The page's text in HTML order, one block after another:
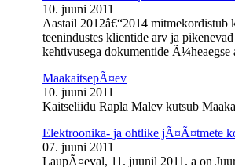
10. juuni 2011
Aastail 2012â€“2014
teenindustes klientide arv ja
kehtivusega dokumentide Ã¼heaegse
MaakaitsepÃ¤ev
10. juuni 2011
Kaitseliidu Rapla Malev kutsub
Elektroonika- ja ohtlike jÃ¤Ã¤tmete
07. juuni 2011
LaupÃ¤eval, 11. juunil 2011. a on